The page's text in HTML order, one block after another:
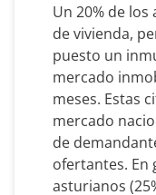
Un 20% de
de vivienda,
puesto un
mercado
meses. Estas
mercado
de
ofertantes. En
asturianos